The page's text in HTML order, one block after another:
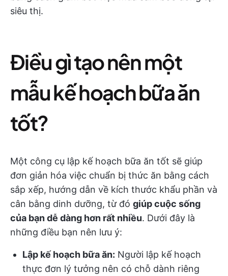
siêu thị.
Điều gì tạo nên một
mẫu kế hoạch bữa ăn
tốt?
Một công cụ lập kế hoạch bữa ăn tốt sẽ giúp
đơn giản hóa việc chuẩn bị thức ăn bằng cách
sắp xếp, hướng dẫn về kích thước khẩu phần và
cân bằng dinh dưỡng, từ đó giúp cuộc sống
của bạn dễ dàng hơn rất nhiều. Dưới đây là
những điều bạn nên lưu ý:
Lập kế hoạch bữa ăn: Người lập kế hoạch
thực đơn lý tưởng nên có chỗ dành riêng